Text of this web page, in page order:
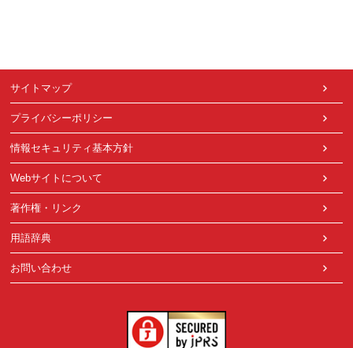
サイトマップ
プライバシーポリシー
情報セキュリティ基本方針
Webサイトについて
著作権・リンク
用語辞典
お問い合わせ